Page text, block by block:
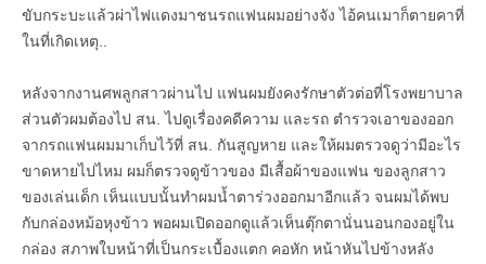
ขับกระบะแล้วผ่าไฟแดงมาชนรถแฟนผมอย่างจัง ไอ้คนเมาก็ตายคาที่
ในที่เกิดเหตุ..
หลังจากงานศพลูกสาวผ่านไป แฟนผมยังคงรักษาตัวต่อที่โรงพยาบาล
ส่วนตัวผมต้องไป สน. ไปดูเรื่องคดีความ และรถ ตำรวจเอาของออก
จากรถแฟนผมมาเก็บไว้ที่ สน. กันสูญหาย และให้ผมตรวจดูว่ามีอะไร
ขาดหายไปไหม ผมก็ตรวจดูข้าวของ มีเสื้อผ้าของแฟน ของลูกสาว
ของเล่นเด็ก เห็นแบบนั้นทำผมน้ำตาร่วงออกมาอีกแล้ว จนผมได้พบ
กับกล่องหม้อหุงข้าว พอผมเปิดออกดูแล้วเห็นตุ๊กตานั่นนอนกองอยู่ใน
กล่อง สภาพใบหน้าที่เป็นกระเบื้องแตก คอหัก หน้าหันไปข้างหลัง